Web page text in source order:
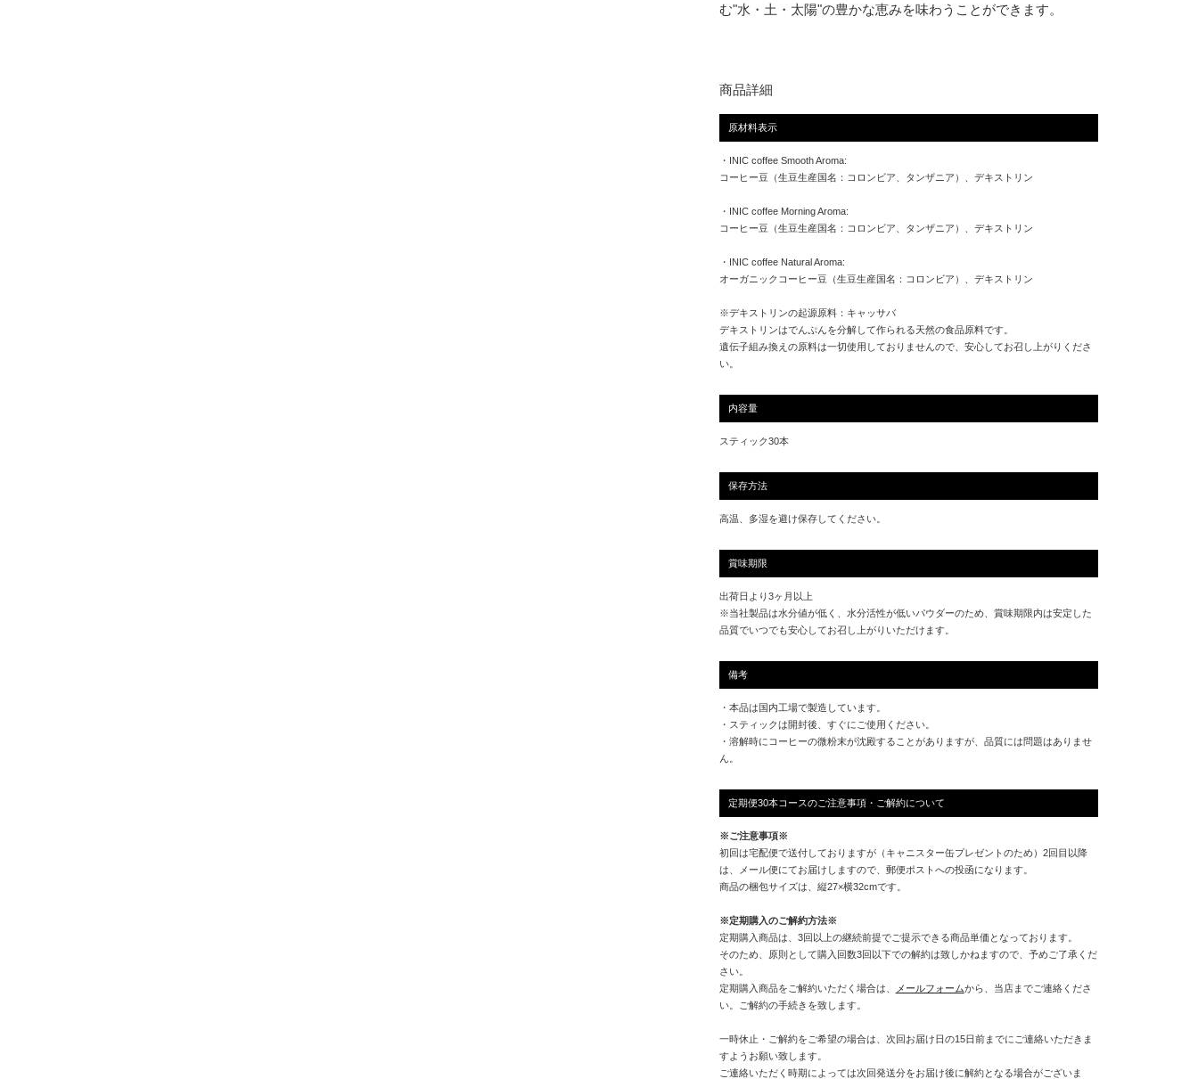
む"水・土・太陽"の豊かな恵みを味わうことができます。
商品詳細
原材料表示
・INIC coffee Smooth Aroma:
コーヒー豆（生豆生産国名：コロンビア、タンザニア）、デキストリン
・INIC coffee Morning Aroma:
コーヒー豆（生豆生産国名：コロンビア、タンザニア）、デキストリン
・INIC coffee Natural Aroma:
オーガニックコーヒー豆（生豆生産国名：コロンビア）、デキストリン
※デキストリンの起源原料：キャッサバ
デキストリンはでんぷんを分解して作られる天然の食品原料です。
遺伝子組み換えの原料は一切使用しておりませんので、安心してお召し上がりくださ
い。
内容量
スティック30本
保存方法
高温、多湿を避け保存してください。
賞味期限
出荷日より3ヶ月以上
※当社製品は水分値が低く、水分活性が低いパウダーのため、賞味期限内は安定した
品質でいつでも安心してお召し上がりいただけます。
備考
・本品は国内工場で製造しています。
・スティックは開封後、すぐにご使用ください。
・溶解時にコーヒーの微粉末が沈殿することがありますが、品質には問題はありませ
ん。
定期便30本コースのご注意事項・ご解約について
※ご注意事項※
初回は宅配便で送付しておりますが（キャニスター缶プレゼントのため）2回目以降
は、メール便にてお届けしますので、郵便ポストへの投函になります。
商品の梱包サイズは、縦27×横32cmです。
※定期購入のご解約方法※
定期購入商品は、3回以上の継続前提でご提示できる商品単価となっております。
そのため、原則として購入回数3回以下での解約は致しかねますので、予めご了承くだ
さい。
定期購入商品をご解約いただく場合は、
メールフォームから、当店までご連絡くださ
い。ご解約の手続きを致します。
一時休止・ご解約をご希望の場合は、次回お届け日の15日前までにご連絡いただきま
すようお願い致します。
ご連絡いただく時期によっては次回発送分をお届け後に解約となる場合がございま